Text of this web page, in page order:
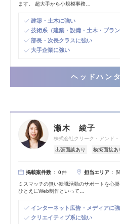
ます。 超大手から小規模事務…
建築・土木に強い
技術系（建築・設備・土木・プラ
部長・次長クラスに強い
大手企業に強い
ヘッドハン
瀬木 綾子
株式会社クリーク・アンド
出張面談あり
模擬面接あ
掲載案件数 0件 担当エリア
ミスマッチの無い転職活動のサポートを心
ひとえにWeb制作といって…
インターネット広告・メディアに
クリエイティブ系に強い